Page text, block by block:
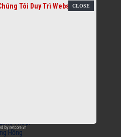
Thoại
Hồng
Tôi Duy Trì Website
by netcore.vn